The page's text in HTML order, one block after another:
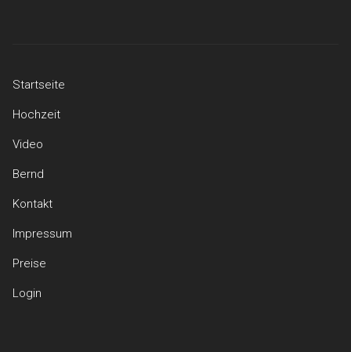
Startseite
Hochzeit
Video
Bernd
Kontakt
Impressum
Preise
Login